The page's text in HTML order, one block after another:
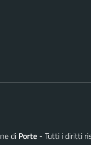
di Porte- Tutti i diritti